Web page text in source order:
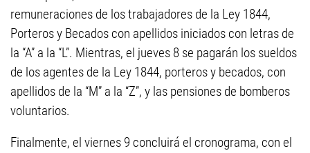
remuneraciones de los trabajadores de la Ley 1844,
Porteros y Becados con apellidos iniciados con letras de
la “A” a la “L”. Mientras, el jueves 8 se pagarán los sueldos
de los agentes de la Ley 1844, porteros y becados, con
apellidos de la “M” a la “Z”, y las pensiones de bomberos
voluntarios.
Finalmente, el viernes 9 concluirá el cronograma, con el